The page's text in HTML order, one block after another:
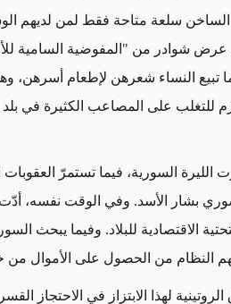
سلعة متاحة فقط لمن لديهم
عرض شوادر من "المفوضية السامية
تبيع النساء شعرهن لإطعام أسرهن،
للتغلب على المصاعب الكثيرة
الليرة السورية، فيما تستمرّ
بشار الأسد. وفي الوقت نفسه،
التحتية الاقتصادية للبلاد. وفيما
النظام من الحصول على الأموال من
لهذا الابتزاز في الاحتجاز